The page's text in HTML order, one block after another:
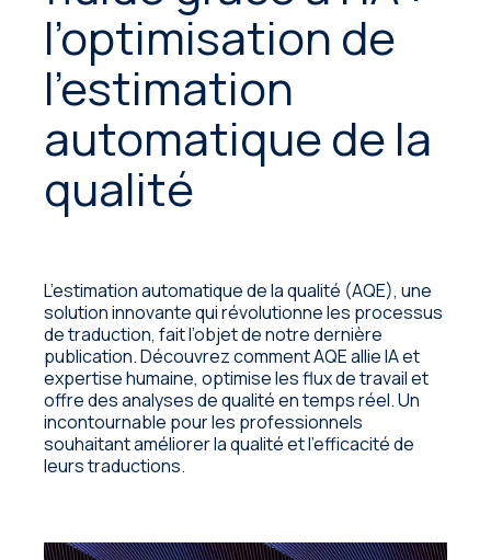
l’optimisation de
l’estimation
automatique de la
qualité
L’estimation automatique de la qualité (AQE), une
solution innovante qui révolutionne les processus
de traduction, fait l’objet de notre dernière
publication. Découvrez comment AQE allie IA et
expertise humaine, optimise les flux de travail et
offre des analyses de qualité en temps réel. Un
incontournable pour les professionnels
souhaitant améliorer la qualité et l’efficacité de
leurs traductions.